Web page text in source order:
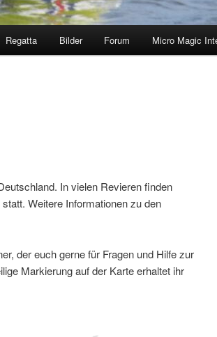
Regatta Bilder Forum Micro Magic
In vielen Revieren finden
Weitere Informationen zu den
der euch gerne für Fragen und Hilfe zur
Markierung auf der Karte erhaltet ihr